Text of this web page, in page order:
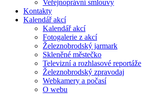
Veřejnoprávní smlouvy
Kontakty
Kalendář akcí
Kalendář akcí
Fotogalerie z akcí
Železnobrodský jarmark
Skleněné městečko
Televizní a rozhlasové reportáže
Železnobrodský zpravodaj
Webkamery a počasí
O webu